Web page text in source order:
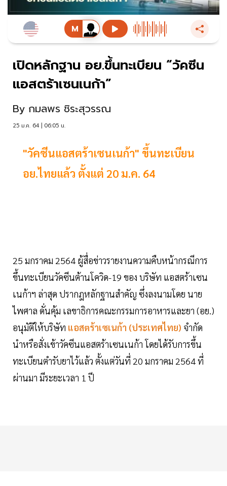
เปิดหลักฐาน อย.ขึ้นทะเบียน “วัคซีน
แอสตร้าเซนเนก้า”
By กมลพร ชิระสุวรรณ
25 ม.ค. 64 | 06:05 น.
"วัคซีนแอสตร้าเซนเนก้า" ขึ้นทะเบียน
อย.ไทยแล้ว ตั้งแต่ 20 ม.ค. 64
25 มกราคม 2564 ผู้สื่อข่าวรายงานความคืบหน้ากรณีการ
ขึ้นทะเบียนวัคซีนต้านโควิด-19 ของ บริษัท แอสตร้าเซน
เนก้าฯ ล่าสุด ปรากฎหลักฐานสำคัญ ซึ่งลงนามโดย นาย
ไพศาล ดั่นคุ้ม เลขาธิการคณะกรรมการอาหารและยา (อย.)
อนุมัติให้บริษัท แอสตร้าเซเนก้า (ประเทศไทย) จำกัด
นำหรือสั่งเข้าวัคซีนแอสตร้าเซนเนก้า โดยได้รับการขึ้น
ทะเบียนตำรับยาไว้แล้ว ตั้งแต่วันที่ 20 มกราคม 2564 ที่
ผ่านมา มีระยะเวลา 1 ปี